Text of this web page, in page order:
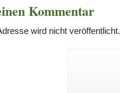
Kommentar
wird nicht veröffentlicht.